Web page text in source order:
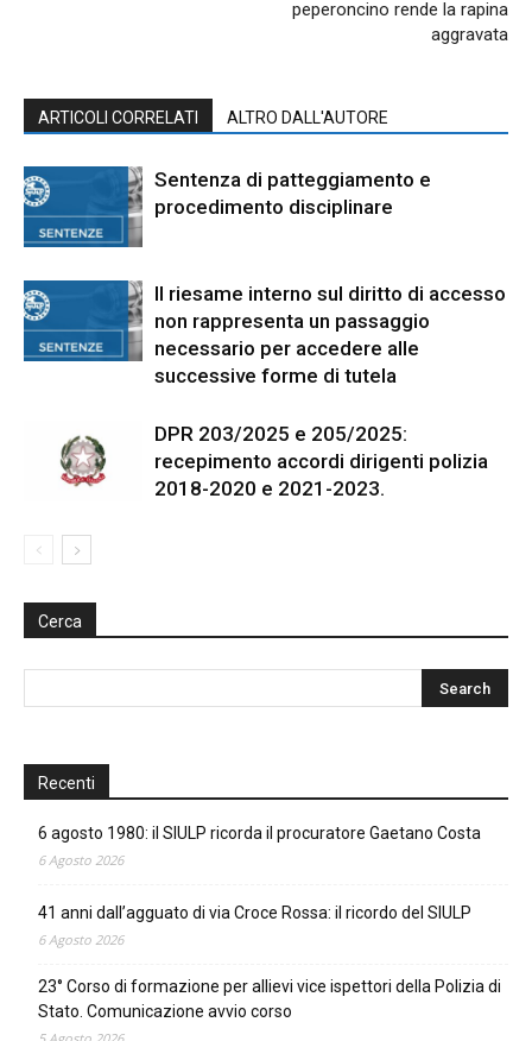
peperoncino rende la rapina
aggravata
ARTICOLI CORRELATI ALTRO DALL'AUTORE
Sentenza di patteggiamento e
procedimento disciplinare
Il riesame interno sul diritto di accesso
non rappresenta un passaggio
necessario per accedere alle
successive forme di tutela
DPR 203/2025 e 205/2025:
recepimento accordi dirigenti polizia
2018-2020 e 2021-2023.
Cerca
Recenti
6 agosto 1980: il SIULP ricorda il procuratore Gaetano Costa
6 Agosto 2026
41 anni dall’agguato di via Croce Rossa: il ricordo del SIULP
6 Agosto 2026
23° Corso di formazione per allievi vice ispettori della Polizia di
Stato. Comunicazione avvio corso